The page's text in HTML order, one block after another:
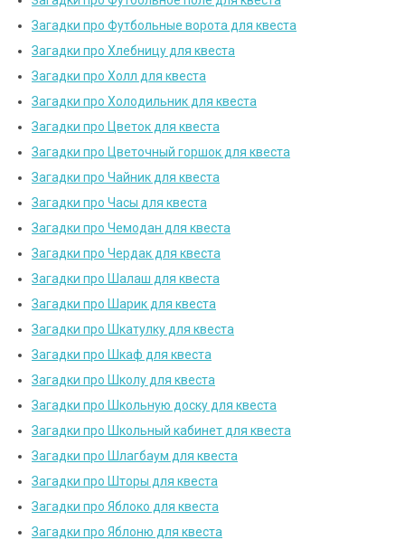
Загадки про Футбольные ворота для квеста
Загадки про Хлебницу для квеста
Загадки про Холл для квеста
Загадки про Холодильник для квеста
Загадки про Цветок для квеста
Загадки про Цветочный горшок для квеста
Загадки про Чайник для квеста
Загадки про Часы для квеста
Загадки про Чемодан для квеста
Загадки про Чердак для квеста
Загадки про Шалаш для квеста
Загадки про Шарик для квеста
Загадки про Шкатулку для квеста
Загадки про Шкаф для квеста
Загадки про Школу для квеста
Загадки про Школьную доску для квеста
Загадки про Школьный кабинет для квеста
Загадки про Шлагбаум для квеста
Загадки про Шторы для квеста
Загадки про Яблоко для квеста
Загадки про Яблоню для квеста